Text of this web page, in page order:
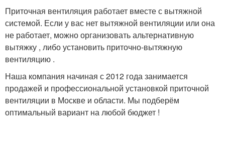
Приточная вентиляция работает вместе с вытяжной
системой. Если у вас нет вытяжной вентиляции или она
не работает, можно организовать альтернативную
вытяжку , либо установить приточно-вытяжную
вентиляцию .
Наша компания начиная с 2012 года занимается
продажей и профессиональной установкой приточной
вентиляции в Москве и области. Мы подберём
оптимальный вариант на любой бюджет !